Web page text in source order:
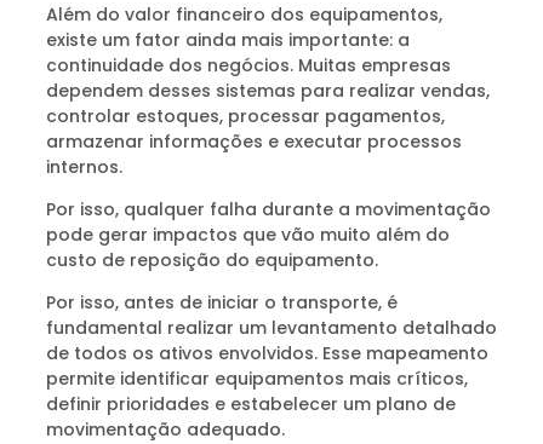
Além do valor financeiro dos equipamentos,
existe um fator ainda mais importante: a
continuidade dos negócios. Muitas empresas
dependem desses sistemas para realizar vendas,
controlar estoques, processar pagamentos,
armazenar informações e executar processos
internos.
Por isso, qualquer falha durante a movimentação
pode gerar impactos que vão muito além do
custo de reposição do equipamento.
Por isso, antes de iniciar o transporte, é
fundamental realizar um levantamento detalhado
de todos os ativos envolvidos. Esse mapeamento
permite identificar equipamentos mais críticos,
definir prioridades e estabelecer um plano de
movimentação adequado.